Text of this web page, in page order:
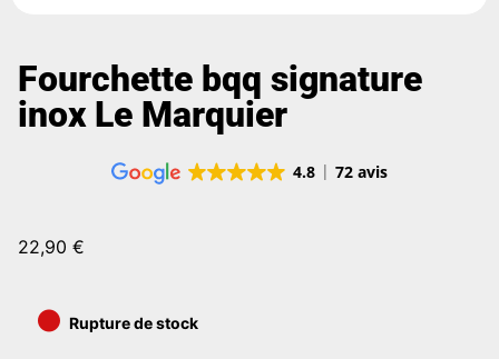
Fourchette bqq signature
inox Le Marquier
4.8 72 avis
22,90 €
• Rupture de stock